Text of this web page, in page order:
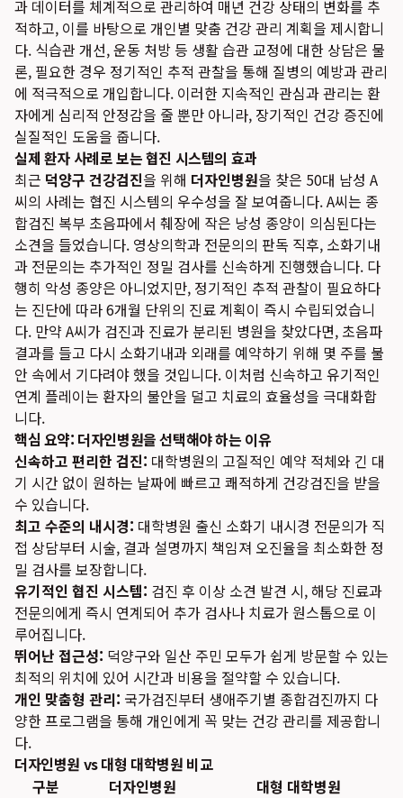
과 데이터를 체계적으로 관리하여 매년 건강 상태의 변화를 추
적하고, 이를 바탕으로 개인별 맞춤 건강 관리 계획을 제시합니
다. 식습관 개선, 운동 처방 등 생활 습관 교정에 대한 상담은 물
론, 필요한 경우 정기적인 추적 관찰을 통해 질병의 예방과 관리
에 적극적으로 개입합니다. 이러한 지속적인 관심과 관리는 환
자에게 심리적 안정감을 줄 뿐만 아니라, 장기적인 건강 증진에
실질적인 도움을 줍니다.
실제 환자 사례로 보는 협진 시스템의 효과
최근 덕양구 건강검진을 위해 더자인병원을 찾은 50대 남성 A
씨의 사례는 협진 시스템의 우수성을 잘 보여줍니다. A씨는 종
합검진 복부 초음파에서 췌장에 작은 낭성 종양이 의심된다는
소견을 들었습니다. 영상의학과 전문의의 판독 직후, 소화기내
과 전문의는 추가적인 정밀 검사를 신속하게 진행했습니다. 다
행히 악성 종양은 아니었지만, 정기적인 추적 관찰이 필요하다
는 진단에 따라 6개월 단위의 진료 계획이 즉시 수립되었습니
다. 만약 A씨가 검진과 진료가 분리된 병원을 찾았다면, 초음파
결과를 들고 다시 소화기내과 외래를 예약하기 위해 몇 주를 불
안 속에서 기다려야 했을 것입니다. 이처럼 신속하고 유기적인
연계 플레이는 환자의 불안을 덜고 치료의 효율성을 극대화합
니다.
핵심 요약: 더자인병원을 선택해야 하는 이유
신속하고 편리한 검진: 대학병원의 고질적인 예약 적체와 긴 대
기 시간 없이 원하는 날짜에 빠르고 쾌적하게 건강검진을 받을
수 있습니다.
최고 수준의 내시경: 대학병원 출신 소화기 내시경 전문의가 직
접 상담부터 시술, 결과 설명까지 책임져 오진율을 최소화한 정
밀 검사를 보장합니다.
유기적인 협진 시스템: 검진 후 이상 소견 발견 시, 해당 진료과
전문의에게 즉시 연계되어 추가 검사나 치료가 원스톱으로 이
루어집니다.
뛰어난 접근성: 덕양구와 일산 주민 모두가 쉽게 방문할 수 있는
최적의 위치에 있어 시간과 비용을 절약할 수 있습니다.
개인 맞춤형 관리: 국가검진부터 생애주기별 종합검진까지 다
양한 프로그램을 통해 개인에게 꼭 맞는 건강 관리를 제공합니
다.
더자인병원 vs 대형 대학병원 비교
구분
더자인병원
대형 대학병원